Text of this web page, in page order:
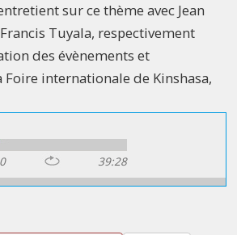
sur ce thème avec Jean
Tuyala, respectivement
des évènements et
internationale de Kinshasa,
39:28